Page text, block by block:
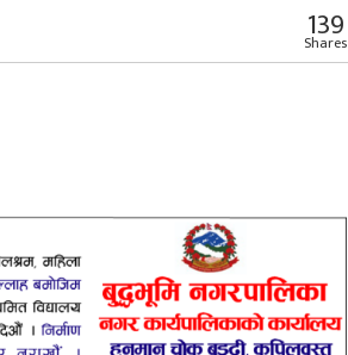
139
Shares